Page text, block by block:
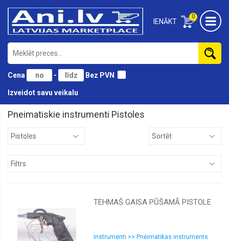
0
IENĀKT
Cena - Bez PVN
Izveidot savu veikalu
āmuri
pistoles
Krāsu
smidzinatāji
Piederumi
Pneimatiskie instrumenti Pistoles
TEHMAŠ GAISA PŪŠAMĀ PISTOLE
Instrumenti >> Pneimatikas instruments